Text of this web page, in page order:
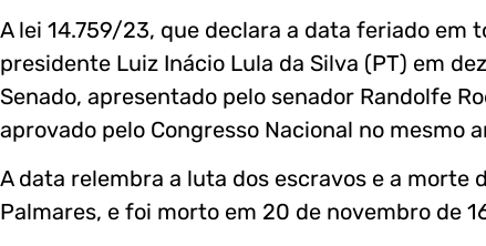
A lei 14.759/23, que declara a data feriado em
presidente Luiz Inácio Lula da Silva (PT) em
Senado, apresentado pelo senador Randolfe
aprovado pelo Congresso Nacional no mesmo
A data relembra a luta dos escravos e a morte
Palmares, e foi morto em 20 de novembro de